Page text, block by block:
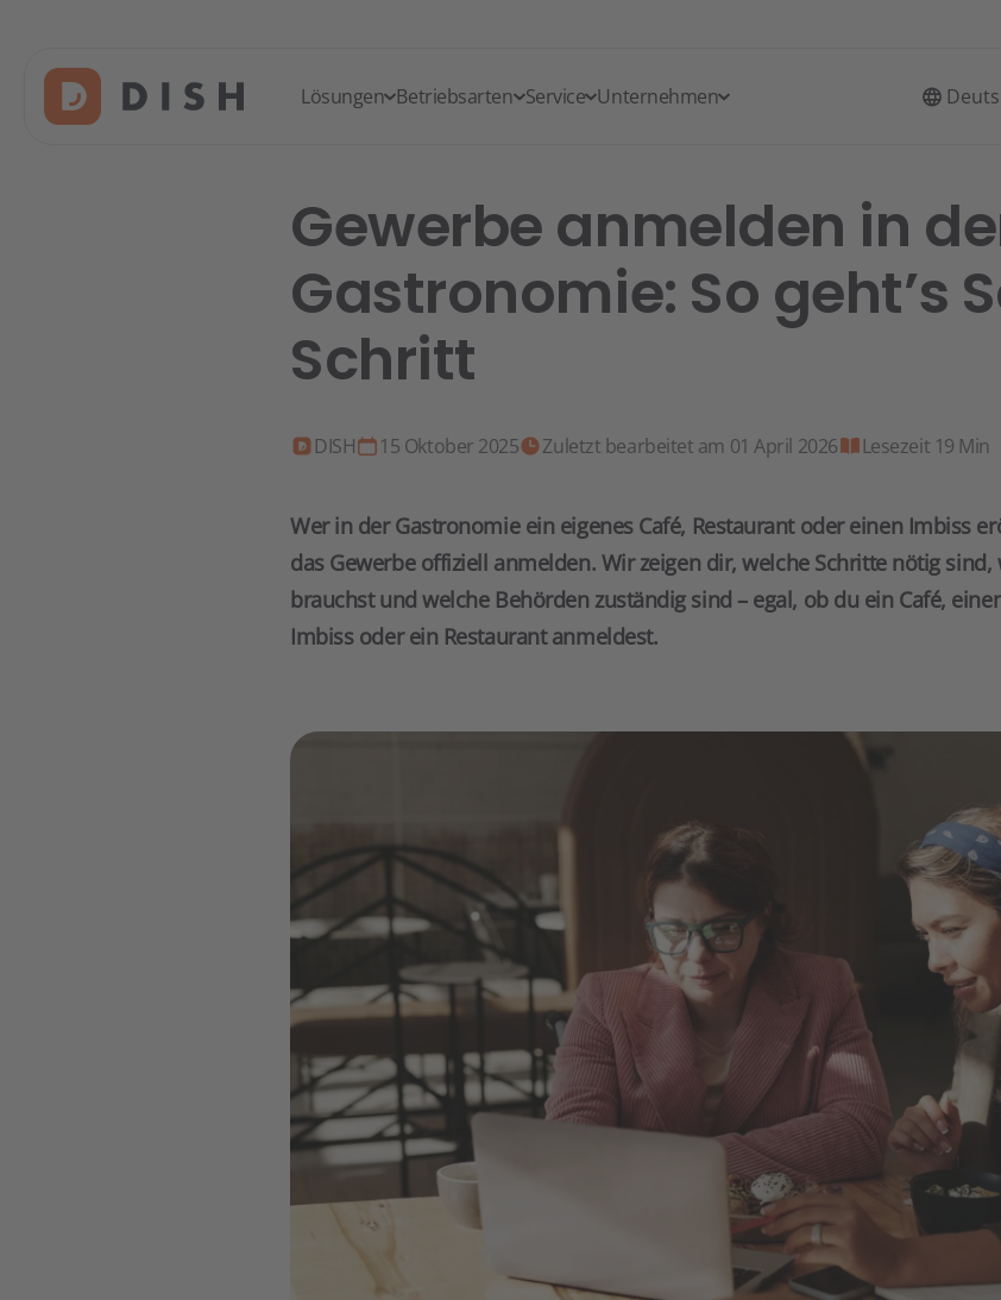
Lösungen Betriebsarten Service Unternehmen
Gewerbe anmelden in
Gastronomie: So geht’s
Schritt
DISH 15 Oktober 2025 Zuletzt bearbeitet am 01 April 2026 Lesezeit 19 Min
Wer in der Gastronomie ein eigenes Café, Restaurant oder einen Imbiss
das Gewerbe offiziell anmelden. Wir zeigen dir, welche Schritte nötig
brauchst und welche Behörden zuständig sind – egal, ob du ein Café,
Imbiss oder ein Restaurant anmeldest.